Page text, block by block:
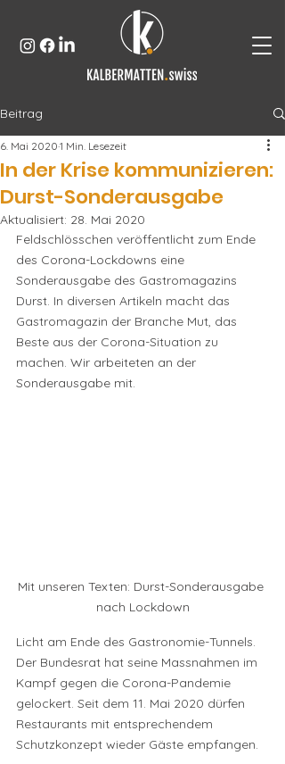
Beitrag
In der Krise kommunizieren:
Durst-Sonderausgabe
6. Mai 2020 1 Min. Lesezeit
Aktualisiert: 28. Mai 2020
Feldschlösschen veröffentlicht zum Ende
des Corona-Lockdowns eine
Sonderausgabe des Gastromagazins
Durst. In diversen Artikeln macht das
Gastromagazin der Branche Mut, das
Beste aus der Corona-Situation zu
machen. Wir arbeiteten an der
Sonderausgabe mit.
Mit unseren Texten: Durst-Sonderausgabe
nach Lockdown
Licht am Ende des Gastronomie-Tunnels.
Der Bundesrat hat seine Massnahmen im
Kampf gegen die Corona­-Pandemie
gelockert. Seit dem 11. Mai 2020 dürfen
Restaurants mit entsprechendem
Schutzkonzept wieder Gäste empfangen.